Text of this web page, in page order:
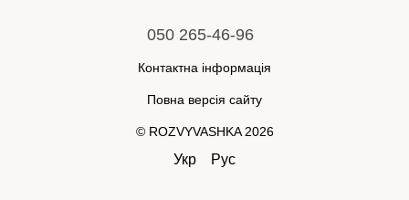
050 265-46-96
Контактна інформація
Повна версія сайту
© ROZVYVASHKA 2026
Укр Рус